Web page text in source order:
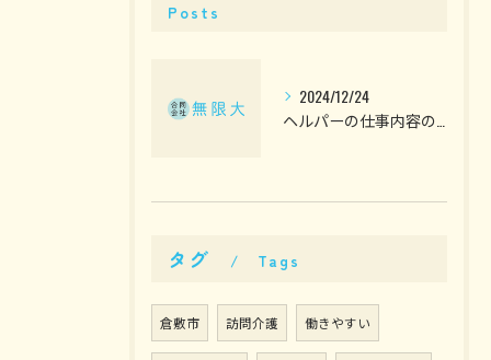
Posts
2024/12/24
タグ Tags
倉敷市 訪問介護 働きやすい